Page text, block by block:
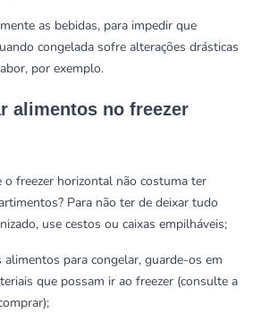
as bebidas, para impedir que
congelada sofre alterações drásticas
por exemplo.
alimentos no freezer
o freezer horizontal não costuma ter
Para não ter de deixar tudo
use cestos ou caixas empilháveis;
para congelar, guarde-os em
que possam ir ao freezer (consulte a